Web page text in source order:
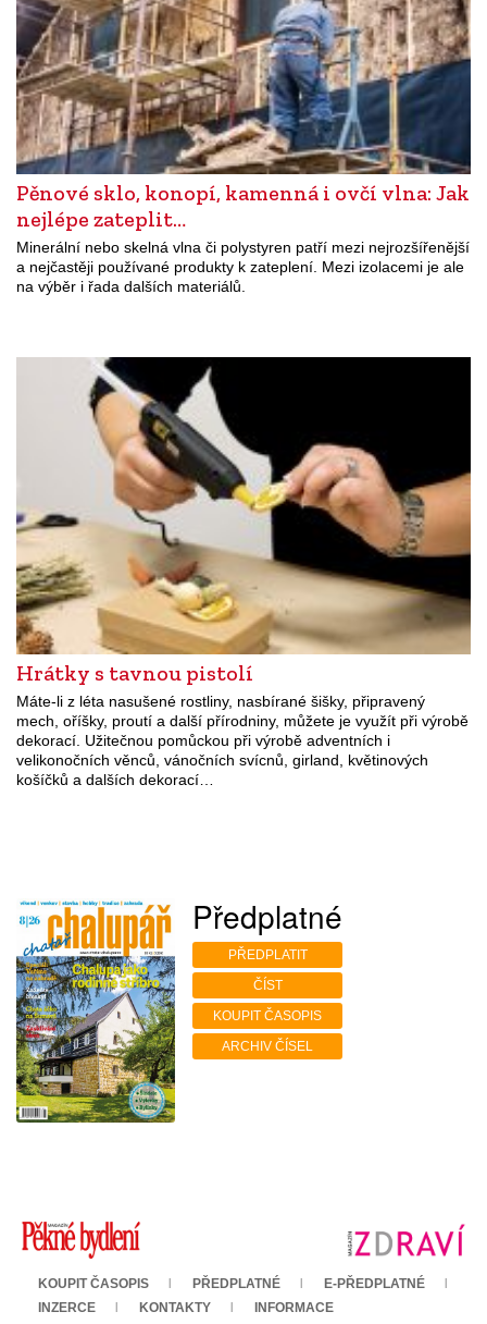
Pěnové sklo, konopí, kamenná i ovčí vlna: Jak
nejlépe zateplit…
Minerální nebo skelná vlna či polystyren patří mezi nejrozšířenější
a nejčastěji používané produkty k zateplení. Mezi izolacemi je ale
na výběr i řada dalších materiálů.
Hrátky s tavnou pistolí
Máte-li z léta nasušené rostliny, nasbírané šišky, připravený
mech, oříšky, proutí a další přírodniny, můžete je využít při výrobě
dekorací. Užitečnou pomůckou při výrobě adventních i
velikonočních věnců, vánočních svícnů, girland, květinových
košíčků a dalších dekorací…
Předplatné
PŘEDPLATIT
ČÍST
KOUPIT ČASOPIS
ARCHIV ČÍSEL
KOUPIT ČASOPIS PŘEDPLATNÉ
E-PŘEDPLATNÉ
INZERCE
KONTAKTY INFORMACE